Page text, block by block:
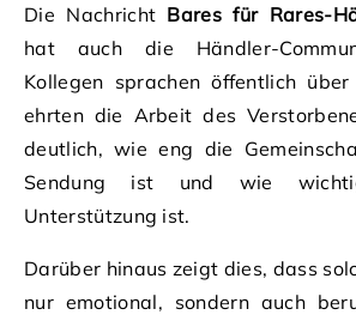
Die Nachricht Bares für Rares-
hat auch die Händler-
Kollegen sprachen öffentlich
ehrten die Arbeit des
deutlich, wie eng die
Sendung ist und wie
Unterstützung ist.
Darüber hinaus zeigt dies, dass
nur emotional, sondern auch